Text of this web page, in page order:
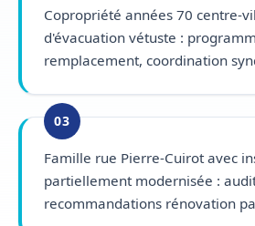
Copropriété années 70 centre-
d'évacuation vétuste :
remplacement, coordination
03
Famille rue Pierre-Cuirot avec
partiellement modernisée :
recommandations rénovation